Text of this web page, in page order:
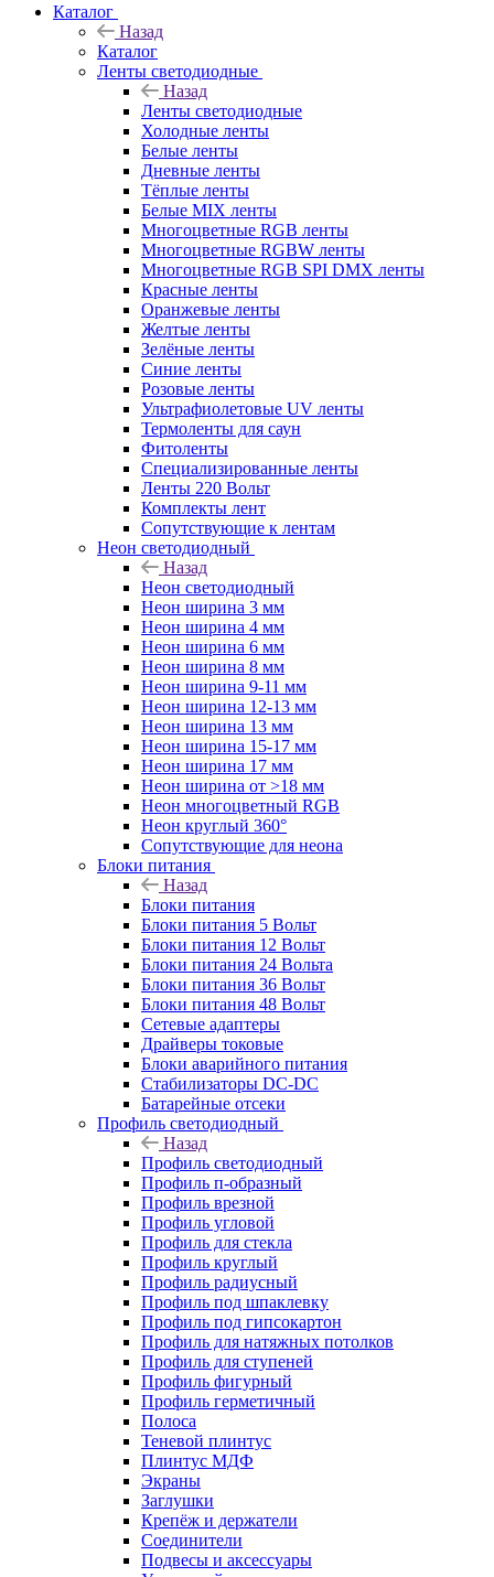
Каталог
Назад
Каталог
Ленты светодиодные
Назад
Ленты светодиодные
Холодные ленты
Белые ленты
Дневные ленты
Тёплые ленты
Белые MIX ленты
Многоцветные RGB ленты
Многоцветные RGBW ленты
Многоцветные RGB SPI DMX ленты
Красные ленты
Оранжевые ленты
Желтые ленты
Зелёные ленты
Синие ленты
Розовые ленты
Ультрафиолетовые UV ленты
Термоленты для саун
Фитоленты
Специализированные ленты
Ленты 220 Вольт
Комплекты лент
Сопутствующие к лентам
Неон светодиодный
Назад
Неон светодиодный
Неон ширина 3 мм
Неон ширина 4 мм
Неон ширина 6 мм
Неон ширина 8 мм
Неон ширина 9-11 мм
Неон ширина 12-13 мм
Неон ширина 13 мм
Неон ширина 15-17 мм
Неон ширина 17 мм
Неон ширина от >18 мм
Неон многоцветный RGB
Неон круглый 360°
Сопутствующие для неона
Блоки питания
Назад
Блоки питания
Блоки питания 5 Вольт
Блоки питания 12 Вольт
Блоки питания 24 Вольта
Блоки питания 36 Вольт
Блоки питания 48 Вольт
Сетевые адаптеры
Драйверы токовые
Блоки аварийного питания
Стабилизаторы DC-DC
Батарейные отсеки
Профиль светодиодный
Назад
Профиль светодиодный
Профиль п-образный
Профиль врезной
Профиль угловой
Профиль для стекла
Профиль круглый
Профиль радиусный
Профиль под шпаклевку
Профиль под гипсокартон
Профиль для натяжных потолков
Профиль для ступеней
Профиль фигурный
Профиль герметичный
Полоса
Теневой плинтус
Плинтус МДФ
Экраны
Заглушки
Крепёж и держатели
Соединители
Подвесы и аксессуары